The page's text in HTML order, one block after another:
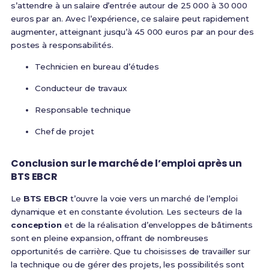
s’attendre à un salaire d’entrée autour de 25 000 à 30 000
euros par an. Avec l’expérience, ce salaire peut rapidement
augmenter, atteignant jusqu’à 45 000 euros par an pour des
postes à responsabilités.
Technicien en bureau d’études
Conducteur de travaux
Responsable technique
Chef de projet
Conclusion sur le marché de l’emploi après un
BTS EBCR
Le BTS EBCR t’ouvre la voie vers un marché de l’emploi
dynamique et en constante évolution. Les secteurs de la
conceptionet de la réalisation d’enveloppes de bâtiments
sont en pleine expansion, offrant de nombreuses
opportunités de carrière. Que tu choisisses de travailler sur
la technique ou de gérer des projets, les possibilités sont